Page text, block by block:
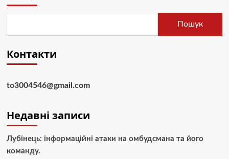
Пошук
Контакти
to3004546@gmail.com
Недавні записи
Лубінець: інформаційні атаки на омбудсмана та його
команду.